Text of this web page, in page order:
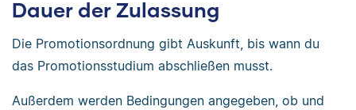
Dauer der Zulassung
Die Promotionsordnung gibt Auskunft, bis wann du
das Promotionsstudium abschließen musst.
Außerdem werden Bedingungen angegeben, ob und